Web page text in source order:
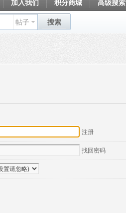
加入我们 积分商城 高级搜索
帖子 搜索
注册
找回密码